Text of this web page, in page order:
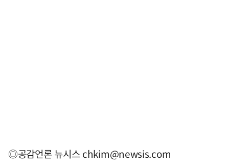
◎공감언론 뉴시스chkim@newsis.com